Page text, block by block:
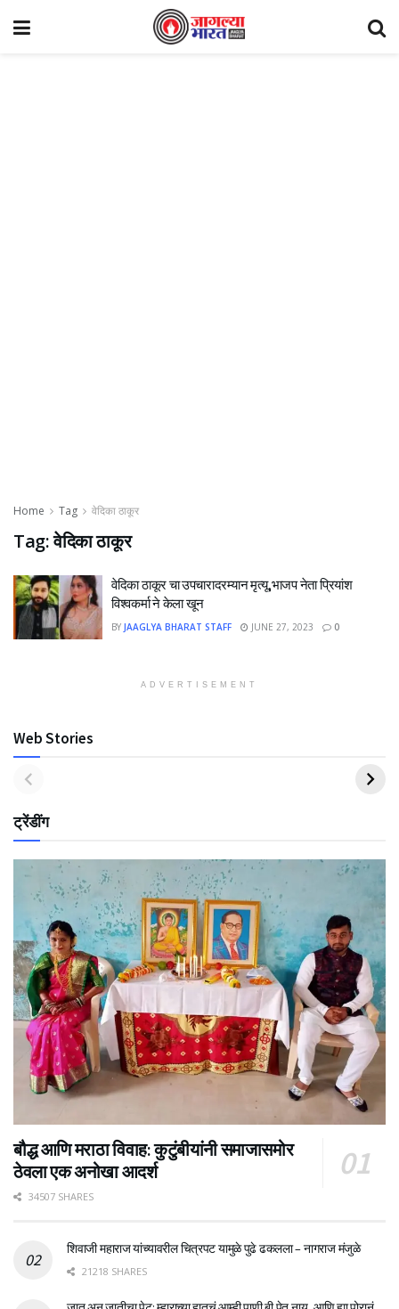
Home Tag वेदिका ठाकूर
Tag:वेदिका ठाकूर
वेदिका ठाकूर चा उपचारादरम्यान मृत्यू,भाजप नेता प्रियांश
विश्वकर्मा ने केला खून
BY JAAGLYA BHARAT STAFF JUNE 27, 2023 0
ADVERTISEMENT
Web Stories
ट्रेंडींग
बौद्ध आणि मराठा विवाह: कुटुंबीयांनी समाजासमोर
ठेवला एक अनोखा आदर्श
34507 SHARES
शिवाजी महाराज यांच्यावरील चित्रपट यामुळे पुढे ढकलला – नागराज मंजुळे
21218 SHARES